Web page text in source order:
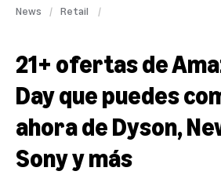
News Retail
21+ ofertas de
Day que puedes
ahora de Dyson,
Sony y más